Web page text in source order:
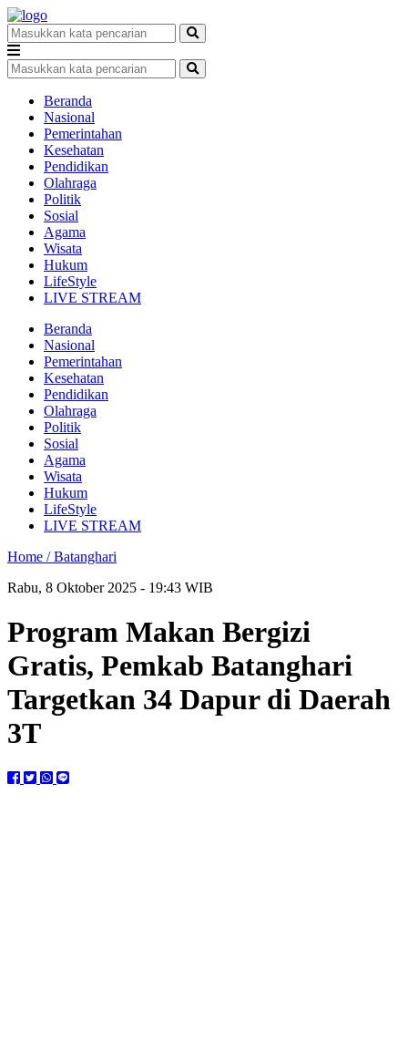
Beranda
Nasional
Pemerintahan
Kesehatan
Pendidikan
Olahraga
Politik
Sosial
Agama
Wisata
Hukum
LifeStyle
LIVE STREAM
Beranda
Nasional
Pemerintahan
Kesehatan
Pendidikan
Olahraga
Politik
Sosial
Agama
Wisata
Hukum
LifeStyle
LIVE STREAM
Home /Batanghari
Rabu, 8 Oktober 2025 - 19:43 WIB
Program Makan Bergizi
Gratis, Pemkab Batanghari
Targetkan 34 Dapur di Daerah
3T